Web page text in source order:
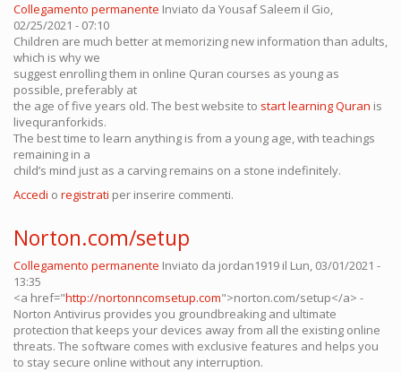
Collegamento permanente Inviato da Yousaf Saleem il Gio,
02/25/2021 - 07:10
Children are much better at memorizing new information than adults,
which is why we
suggest enrolling them in online Quran courses as young as
possible, preferably at
the age of five years old. The best website to start learning Quran is
livequranforkids.
The best time to learn anything is from a young age, with teachings
remaining in a
child’s mind just as a carving remains on a stone indefinitely.
Accedi o registrati per inserire commenti.
Norton.com/setup
Collegamento permanente Inviato da jordan1919 il Lun, 03/01/2021 -
13:35
<a href="http://nortonncomsetup.com">norton.com/setup</a> -
Norton Antivirus provides you groundbreaking and ultimate
protection that keeps your devices away from all the existing online
threats. The software comes with exclusive features and helps you
to stay secure online without any interruption.